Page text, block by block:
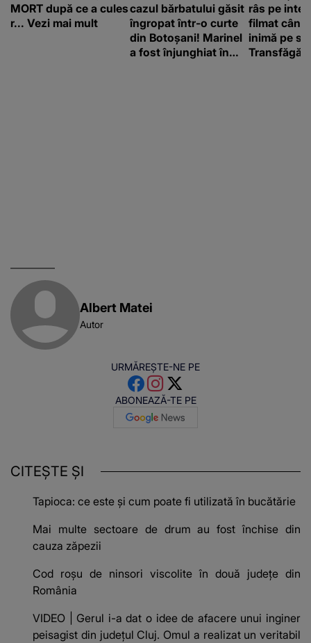
MORT după ce a cules
r... Vezi mai mult
cazul bărbatului găsit
îngropat într-o curte
din Botoșani! Marinel
a fost înjunghiat în
râs pe
filmat când
inimă pe
Albert Matei
Autor
URMĂREȘTE-NE PE
ABONEAZĂ-TE PE
CITEȘTE ȘI
Tapioca: ce este și cum poate fi utilizată în bucătărie
Mai multe sectoare de drum au fost închise din
cauza zăpezii
Cod roșu de ninsori viscolite în două județe din
România
VIDEO | Gerul i-a dat o idee de afacere unui inginer
peisagist din județul Cluj. Omul a realizat un veritabil